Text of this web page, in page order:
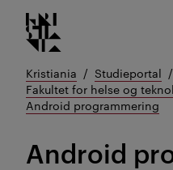
Gå
til
innhold
Kristiania logo
Kristiania
Studieportal
Fakultet for helse og
Android programmering
Android